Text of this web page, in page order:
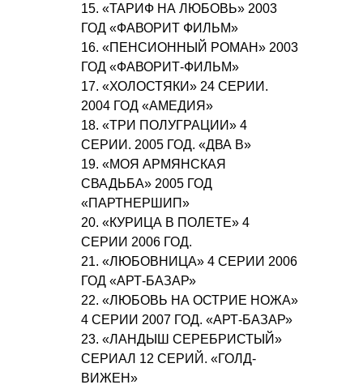
15. «ТАРИФ НА ЛЮБОВЬ» 2003
ГОД «ФАВОРИТ ФИЛЬМ»
16. «ПЕНСИОННЫЙ РОМАН» 2003
ГОД «ФАВОРИТ-ФИЛЬМ»
17. «ХОЛОСТЯКИ» 24 СЕРИИ.
2004 ГОД «АМЕДИЯ»
18. «ТРИ ПОЛУГРАЦИИ» 4
СЕРИИ. 2005 ГОД. «ДВА В»
19. «МОЯ АРМЯНСКАЯ
СВАДЬБА» 2005 ГОД
«ПАРТНЕРШИП»
20. «КУРИЦА В ПОЛЕТЕ» 4
СЕРИИ 2006 ГОД.
21. «ЛЮБОВНИЦА» 4 СЕРИИ 2006
ГОД «АРТ-БАЗАР»
22. «ЛЮБОВЬ НА ОСТРИЕ НОЖА»
4 СЕРИИ 2007 ГОД. «АРТ-БАЗАР»
23. «ЛАНДЫШ СЕРЕБРИСТЫЙ»
СЕРИАЛ 12 СЕРИЙ. «ГОЛД-
ВИЖЕН»